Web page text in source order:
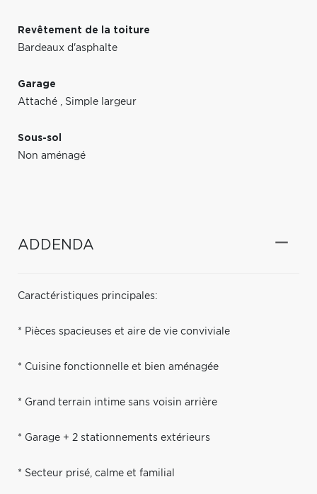
Revêtement de la toiture
Bardeaux d'asphalte
Garage
Attaché , Simple largeur
Sous-sol
Non aménagé
ADDENDA
Caractéristiques principales:
* Pièces spacieuses et aire de vie conviviale
* Cuisine fonctionnelle et bien aménagée
* Grand terrain intime sans voisin arrière
* Garage + 2 stationnements extérieurs
* Secteur prisé, calme et familial